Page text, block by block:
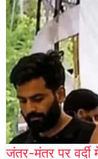
जंतर-मंतर पर